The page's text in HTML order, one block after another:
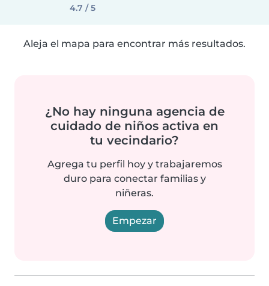
4.7 / 5
Aleja el mapa para encontrar más resultados.
¿No hay ninguna agencia de
cuidado de niños activa en
tu vecindario?
Agrega tu perfil hoy y trabajaremos
duro para conectar familias y
niñeras.
Empezar